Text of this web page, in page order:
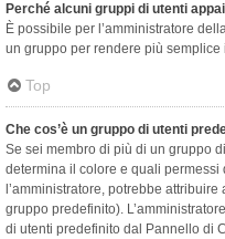
Perché alcuni gruppi di utenti
È possibile per l’amministratore
un gruppo per rendere più semplice
Top
Che cos’è un gruppo di utenti
Se sei membro di più di un gruppo
determina il colore e quali
l’amministratore, potrebbe
gruppo predefinito).
di utenti predefinito dal Pannello di